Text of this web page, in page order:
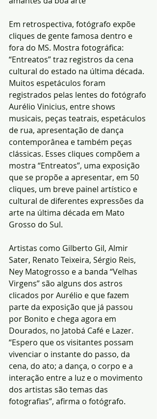
Em retrospectiva, fotógrafo expõe
cliques de gente famosa dentro e
fora do MS. Mostra fotográfica:
“Entreatos” traz registros da cena
cultural do estado na última década.
Muitos espetáculos foram
registrados pelas lentes do fotógrafo
Aurélio Vinicius, entre shows
musicais, peças teatrais, espetáculos
de rua, apresentação de dança
contemporânea e também peças
clássicas. Esses cliques compõem a
mostra “Entreatos”, uma exposição
que se propõe a apresentar, em 50
cliques, um breve painel artístico e
cultural de diferentes expressões da
arte na última década em Mato
Grosso do Sul.
Artistas como Gilberto Gil, Almir
Sater, Renato Teixeira, Sérgio Reis,
Ney Matogrosso e a banda “Velhas
Virgens” são alguns dos astros
clicados por Aurélio e que fazem
parte da exposição que já passou
por Bonito e chega agora em
Dourados, no Jatobá Café e Lazer.
“Espero que os visitantes possam
vivenciar o instante do passo, da
cena, do ato; a dança, o corpo e a
interação entre a luz e o movimento
dos artistas são temas das
fotografias”, afirma o fotógrafo.